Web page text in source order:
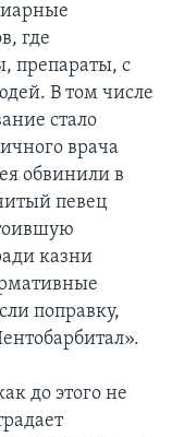
где
препараты, с
В том числе
стало
врача
обвинили в
певец
казни
поправку,
до этого не